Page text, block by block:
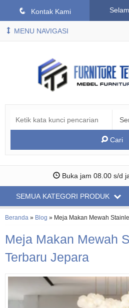
q Kontak Kami
MENU NAVIGASI
Cari
Buka jam 08.00 s/d
SEMUA KATEGORI PRODUK
Beranda » Blog » Meja Makan Mewah
Meja Makan Mewah
Terbaru Jepara